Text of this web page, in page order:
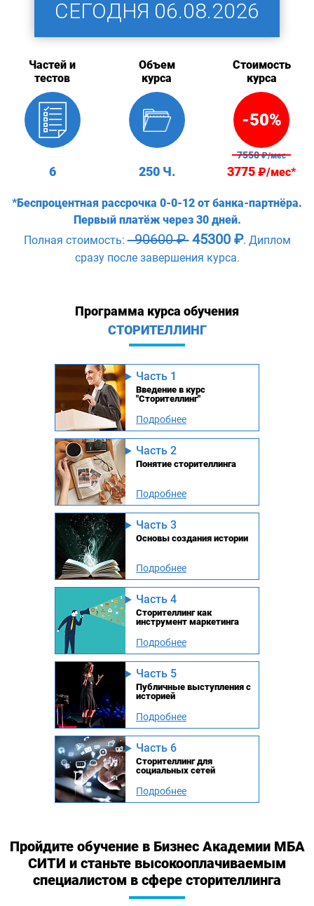
СЕГОДНЯ 06.08.2026
Частей и
тестов
6
Объем
курса
250 Ч.
Стоимость
курса
-50%
7550₽/мес
3775₽/мес*
*Беспроцентная рассрочка 0-0-12 от банка-партнёра.
Первый платёж через 30 дней.
Полная стоимость:90600 ₽45300 ₽. Диплом
сразу после завершения курса.
Программа курса обучения
СТОРИТЕЛЛИНГ
Часть 1
Введение в курс
"Сторителлинг"
Подробнее
Часть 2
Понятие сторителлинга
Подробнее
Часть 3
Основы создания истории
Подробнее
Часть 4
Сторителлинг как
инструмент маркетинга
Подробнее
Часть 5
Публичные выступления с
историей
Подробнее
Часть 6
Сторителлинг для
социальных сетей
Подробнее
Пройдите обучение в Бизнес Академии МБА
СИТИ и станьте высокооплачиваемым
специалистом в сфере сторителлинга